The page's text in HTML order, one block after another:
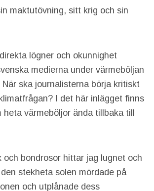
maktutövning, sitt krig och sin
lögner och okunnighet
medierna under värmeböljan
ska journalisterna börja kritiskt
I det här inlägget finns
heta värmeböljor ända tillbaka till
och bondrosor hittar jag lugnet och
stekheta solen mördade på
och utplånade dess